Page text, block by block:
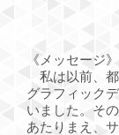
《メッセージ》
私は以前、都
グラフィック
いました。そ
あたりまえ、